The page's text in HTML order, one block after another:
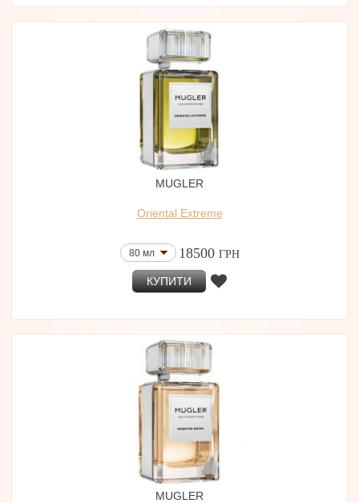
MUGLER
Oriental Extreme
80 мл 18500 ГРН
КУПИТИ
MUGLER